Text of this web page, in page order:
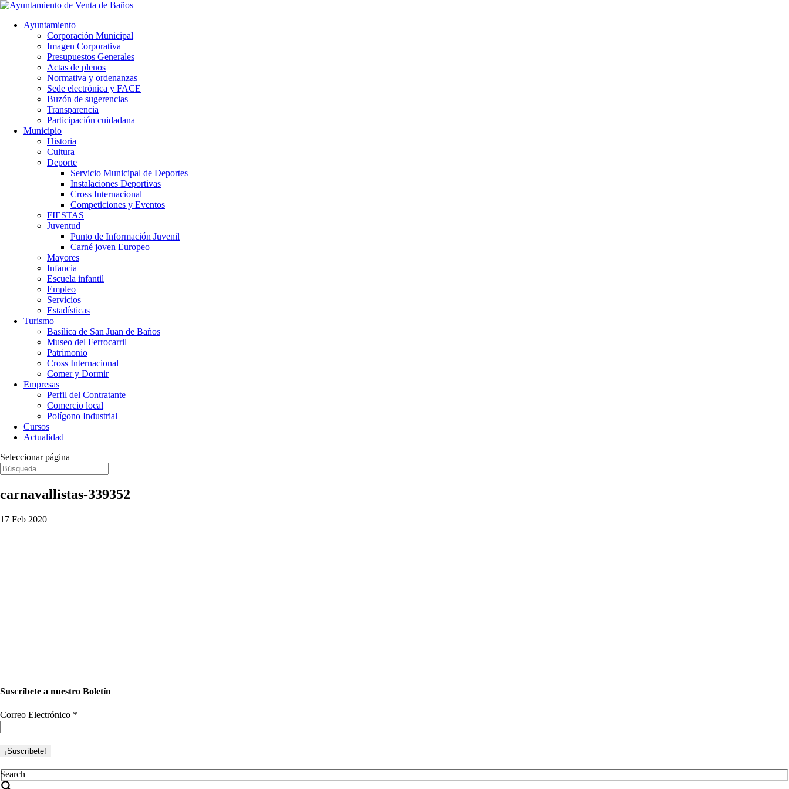
Ayuntamiento
Corporación Municipal
Imagen Corporativa
Presupuestos Generales
Actas de plenos
Normativa y ordenanzas
Sede electrónica y FACE
Buzón de sugerencias
Transparencia
Participación cuidadana
Municipio
Historia
Cultura
Deporte
Servicio Municipal de Deportes
Instalaciones Deportivas
Cross Internacional
Competiciones y Eventos
FIESTAS
Juventud
Punto de Información Juvenil
Carné joven Europeo
Mayores
Infancia
Escuela infantil
Empleo
Servicios
Estadísticas
Turismo
Basílica de San Juan de Baños
Museo del Ferrocarril
Patrimonio
Cross Internacional
Comer y Dormir
Empresas
Perfil del Contratante
Comercio local
Polígono Industrial
Cursos
Actualidad
Seleccionar página
carnavallistas-339352
17 Feb 2020
Suscríbete a nuestro Boletín
Correo Electrónico *
Search